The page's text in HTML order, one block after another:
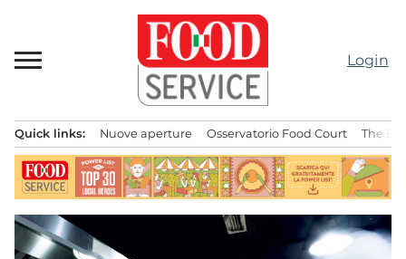
contenuto
Login
principale
Quick links: Nuove aperture Osservatorio Food Court The